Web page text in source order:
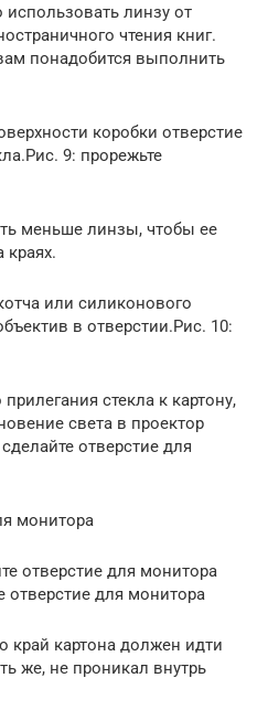
использовать линзу от
чтения книг.
понадобится выполнить
коробки отверстие
9: прорежьте
меньше линзы, чтобы ее
или силиконового
в отверстии.Рис. 10:
стекла к картону,
света в проектор
отверстие для
монитора
отверстие для монитора
отверстие для монитора
край картона должен идти
же, не проникал внутрь